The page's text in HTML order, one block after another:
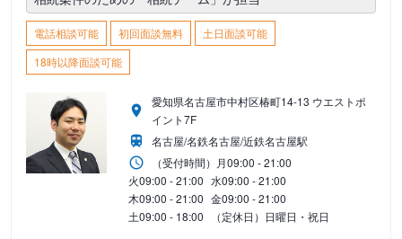
電話相談可能 初回面談無料
土日面談可能
18時以降面談可能
愛知県名古屋市中村区椿町14-13 ウエストポ
イント7F
名古屋/名鉄名古屋/近鉄名古屋駅
（受付時間） 月09:00 - 21:00
火09:00 - 21:00 水09:00 - 21:00
木09:00 - 21:00 金09:00 - 21:00
土09:00 - 18:00 （定休日）日曜日・祝日